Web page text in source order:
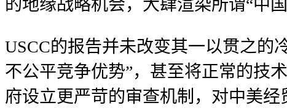
的地缘战略机会，大肆渲染所谓“中国
USCC的报告并未改变其一以贯之的
不公平竞争优势”，甚至将正常的技
府设立更严苛的审查机制，对中美经